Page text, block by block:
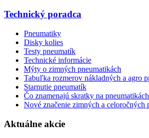
Technický poradca
Pneumatiky
Disky kolies
Testy pneumatík
Technické informácie
Mýty o zimných pneumatikách
Tabuľka rozmerov nákladných a agro
Starnutie pneumatík
Čo znamenajú skratky na pneumatikách
Nové značenie zimných a celoročných
Aktuálne akcie